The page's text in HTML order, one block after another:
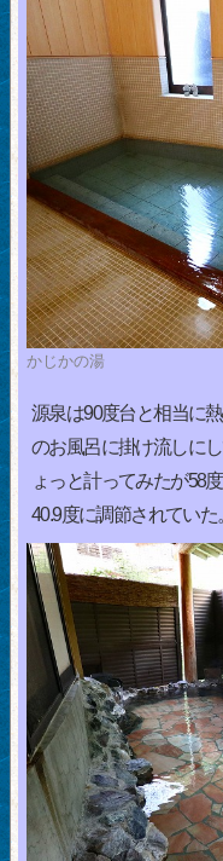
かじかの湯
源泉は90度台と相当に
のお風呂に掛け流しに
ょっと計ってみたが58
40.9度に調節されていた